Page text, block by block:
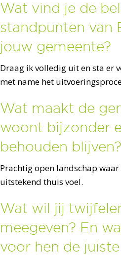
Wat vind je de
standpunten van
jouw gemeente?
Draag ik volledig uit en sta er
met name het
Wat maakt de
woont bijzonder
behouden blijven?
Prachtig open landschap
uitstekend thuis voel.
Wat wil jij
meegeven? En
voor hen de